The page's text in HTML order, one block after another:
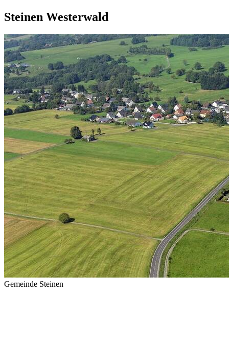
Steinen Westerwald
Gemeinde Steinen